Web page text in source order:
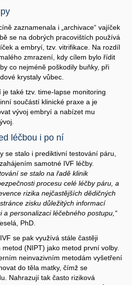
zaznamenala i „archivace“ vajíček
se na dobrých pracovištích používá
a embryí, tzv. vitrifikace. Na rozdíl
zmrazení, kdy cílem bylo řídit
co nejméně poškodily buňky, při
krystaly vůbec.
také tzv. time-lapse monitoring
součástí klinické praxe a je
vývoj embryí a nabízet mu
léčbou i po ní
se stalo i prediktivní testování páru,
samotné IVF léčby.
se stalo na řadě klinik
procesu celé léčby páru, a
rizika nejčastějších dědičných
zisku důležitých informací
a personalizaci léčebného postupu,“
PhD.
se pak využívá stále častěji
(NIPT) jako metod první volby.
neinvazivním metodám vyšetření
do těla matky, čímž se
Nahrazují tak často riziková